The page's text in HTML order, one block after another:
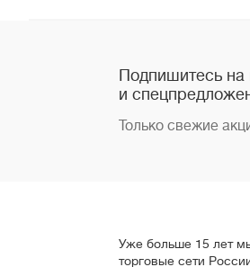
Подпишитесь
и
Только свежие
Уже больше 15 лет
торговые сети